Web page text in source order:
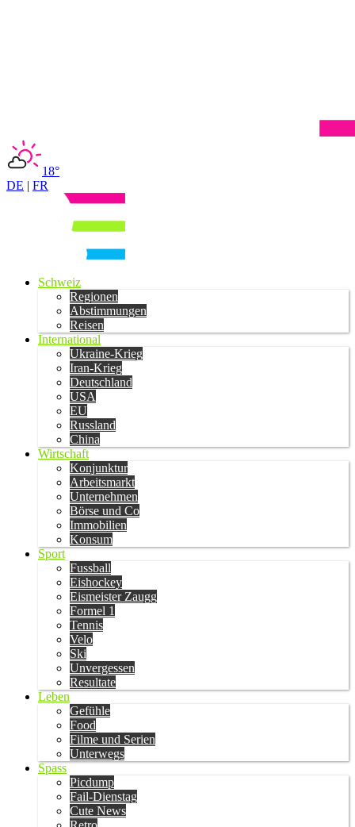
18°
DE | FR
Schweiz
Regionen
Abstimmungen
Reisen
International
Ukraine-Krieg
Iran-Krieg
Deutschland
USA
EU
Russland
China
Wirtschaft
Konjunktur
Arbeitsmarkt
Unternehmen
Börse und Co
Immobilien
Konsum
Sport
Fussball
Eishockey
Eismeister Zaugg
Formel 1
Tennis
Velo
Ski
Unvergessen
Resultate
Leben
Gefühle
Food
Filme und Serien
Unterwegs
Spass
Picdump
Fail-Dienstag
Cute News